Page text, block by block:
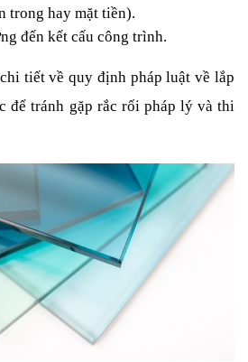
trong hay mặt tiền).
đến kết cấu công trình.
tiết về quy định pháp luật về lắp
để tránh gặp rắc rối pháp lý và thi